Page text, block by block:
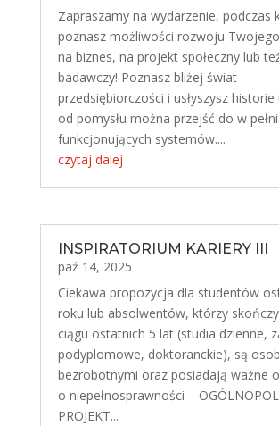
Zapraszamy na wydarzenie, podczas
poznasz możliwości rozwoju
na biznes, na projekt społeczny lub
badawczy! Poznasz bliżej świat
przedsiębiorczości i usłyszysz
od pomysłu można przejść do w pełni
funkcjonujących systemów....
czytaj dalej
INSPIRATORIUM KARIERY III
paź 14, 2025
Ciekawa propozycja dla studentów
roku lub absolwentów, którzy
ciągu ostatnich 5 lat (studia dzienne,
podyplomowe, doktoranckie), są
bezrobotnymi oraz posiadają ważne
o niepełnosprawności –
PROJEKT...